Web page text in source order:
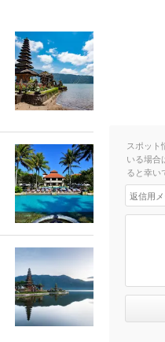
スポット
いる場合
ると幸い